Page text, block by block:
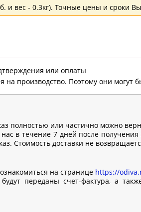
и вес - 0.3кг). Точные цены и сроки
или оплаты
на производство. Поэтому они могут
полностью или частично можно
в течение 7 дней после
Стоимость доставки не
на странице https://
переданы счет-фактура, а